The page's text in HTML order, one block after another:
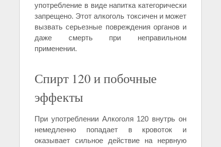
употребление в виде напитка категорически
запрещено. Этот алкоголь токсичен и может
вызвать серьезные повреждения органов и
даже смерть при неправильном
применении.
Спирт 120 и побочные
эффекты
При употреблении Алкоголя 120 внутрь он
немедленно попадает в кровоток и
оказывает сильное действие на нервную